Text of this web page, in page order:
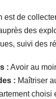
est de
des
suivi des
: Avoir au
: Maîtriser
choisi